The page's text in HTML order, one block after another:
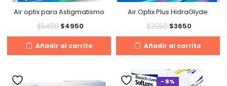
Air optix para Astigmatismo
$5450 $4950
Añadir al carrito
Air Optix Plus HidraGlyde
$3950 $3650
Añadir al carrito
- 8%